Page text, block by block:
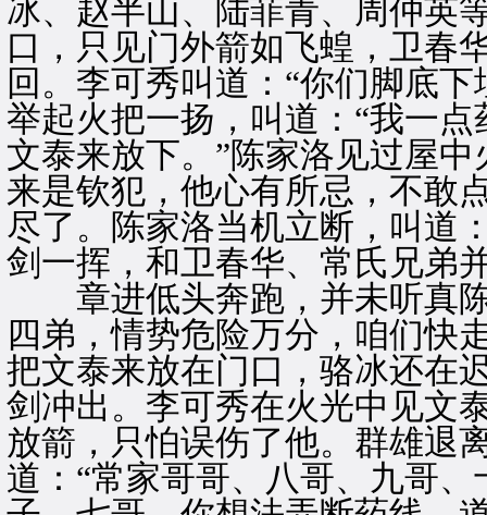
冰、赵半山、陆菲青、周仲英
口，只见门外箭如飞蝗，卫春
回。李可秀叫道：“你们脚底
举起火把一扬，叫道：“我一
文泰来放下。”陈家洛见过屋
来是钦犯，他心有所忌，不敢
尽了。陈家洛当机立断，叫道
剑一挥，和卫春华、常氏兄弟
章进低头奔跑，并未听真陈
四弟，情势危险万分，咱们快
把文泰来放在门口，骆冰还在
剑冲出。李可秀在火光中见文
放箭，只怕误伤了他。群雄退
道：“常家哥哥、八哥、九哥